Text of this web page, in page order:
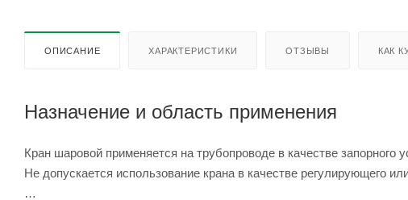
ОПИСАНИЕ ХАРАКТЕРИСТИКИ ОТЗЫВЫ КАК
Назначение и область применения
Кран шаровой применяется на трубопроводе в качестве
Не допускается использование крана в качестве регулирующего